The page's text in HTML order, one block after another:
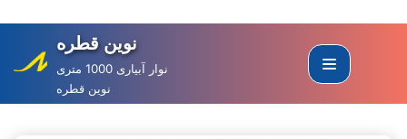
to
content
نوین قطره
نوار آبیاری 1000 متری
نوین قطره